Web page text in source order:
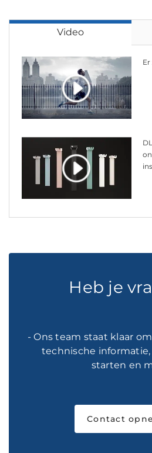
Video
Heb je
- Ons team staat klaar
technische
starten en
Contact